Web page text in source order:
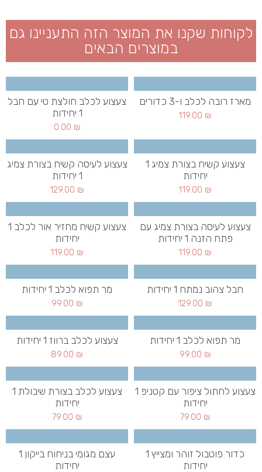
לקוחות שקנו את המוצר הזה התעניינו גם
במוצרים הבאים
מארז רובה לכלב ו-3 כדורים
119.00 ₪
צעצוע לכלב חולצת טי עם חבל
1 יחידות
0.00 ₪
צעצוע קשיח בצורת צמיג 1
יחידות
119.00 ₪
צעצוע לעיסה קשיח בצורת צמיג
1 יחידות
129.00 ₪
צעצוע לעיסה בצורת צמיג עם
פתח הזנה 1 יחידות
119.00 ₪
צעצוע קשיח מחזיר אור לכלב 1
יחידות
119.00 ₪
חבל צהוב נמתח 1 יחידות
129.00 ₪
מר תפוא לכלב 1 יחידות
99.00 ₪
מר תפוא לכלב 1 יחידות
99.00 ₪
צעצוע לכלב ברווז 1 יחידות
89.00 ₪
צעצוע לחתול ציפור עם קטניפ 1
יחידות
79.00 ₪
צעצוע לכלב בצורת שיבולת 1
יחידות
79.00 ₪
כדור פוטבול זוהר ומצייץ 1
יחידות
עצם מגומי בניחוח בייקון 1
יחידות